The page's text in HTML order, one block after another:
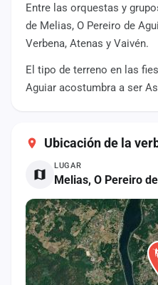
Entre las orquestas y
de Melias, O Pereiro de
Verbena, Atenas y Vaivén.
El tipo de terreno en las
Aguiar acostumbra a ser
Ubicación de la
LUGAR
Melias, O Pereiro
Crear
cuenta
Contacto